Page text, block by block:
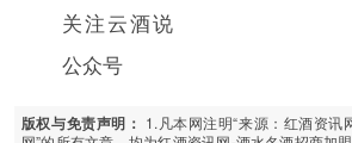
关注云酒说
公众号
版权与免责声明： 1.凡本网注明“来源：红酒资讯